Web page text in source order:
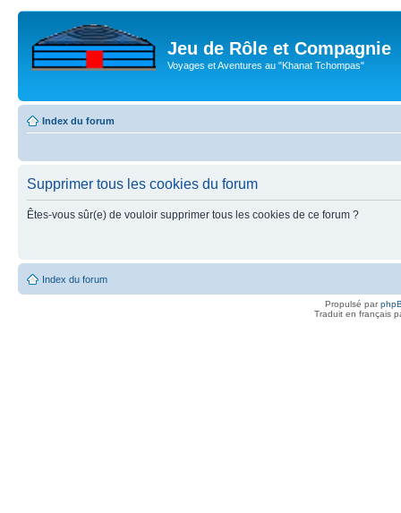
Jeu de Rôle et Compagnie
Voyages et Aventures au "Khanat Tchompas"
Index du forum
Supprimer tous les cookies du forum
Êtes-vous sûr(e) de vouloir supprimer tous les cookies de ce forum ?
Index du forum
Propulsé par
Traduit en français